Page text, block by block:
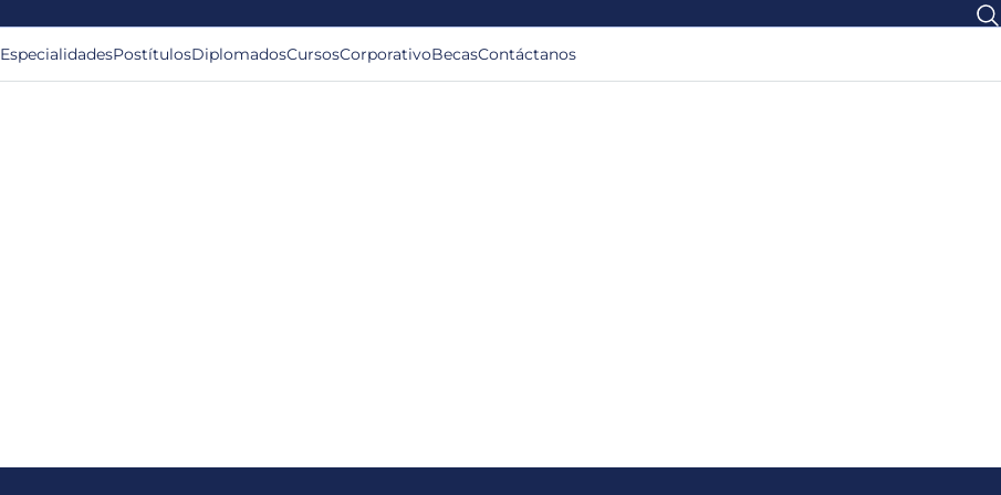
EspecialidadesPostítulosDiplomadosCursosCorporativoBecasContáctanos